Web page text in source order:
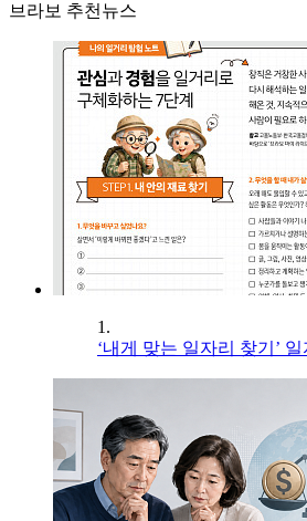
브라보 추천뉴스
1.
‘내게 맞는 일자리 찾기’